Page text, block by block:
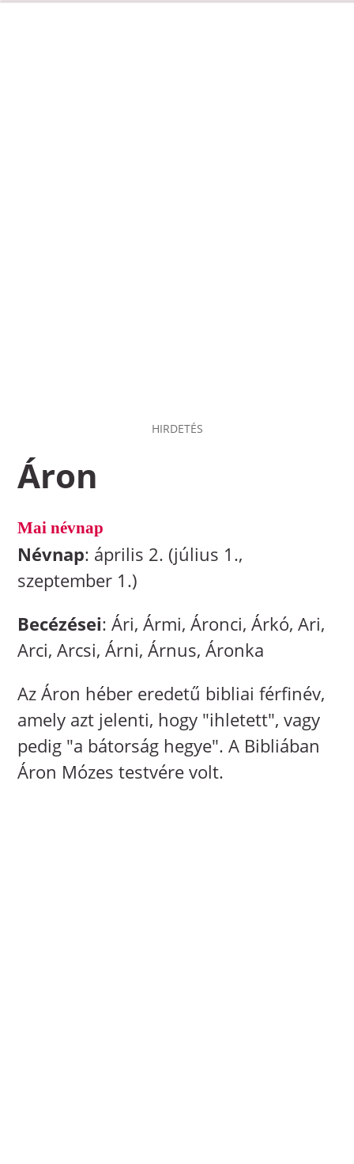
HIRDETÉS
Áron
Mai névnap
Névnap: április 2. (július 1.,
szeptember 1.)
Becézései: Ári, Ármi, Áronci, Árkó, Ari,
Arci, Arcsi, Árni, Árnus, Áronka
Az Áron héber eredetű bibliai férfinév,
amely azt jelenti, hogy "ihletett", vagy
pedig "a bátorság hegye". A Bibliában
Áron Mózes testvére volt.